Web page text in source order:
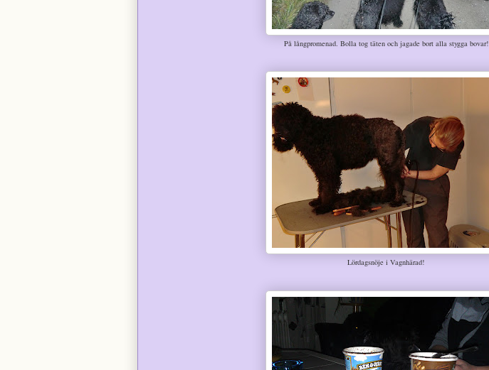
På långpromenad. Bolla tog täten och jagade bort alla stygga bovar!
Lördagsnöje i Vagnhärad!